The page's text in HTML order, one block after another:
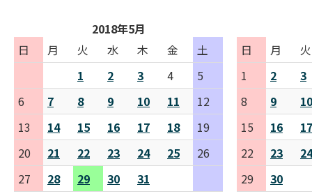
2018年5月
日
月 火 水 木 金
土
1
2 3 4
5
6
7 8 9 10 11
12
13
14 15 16 17 18
19
20
21 22 23 24 25
26
27
28 29 30 31
日 月
火
1
2
3
8
9
10
15
16
17
22
23
24
29
30